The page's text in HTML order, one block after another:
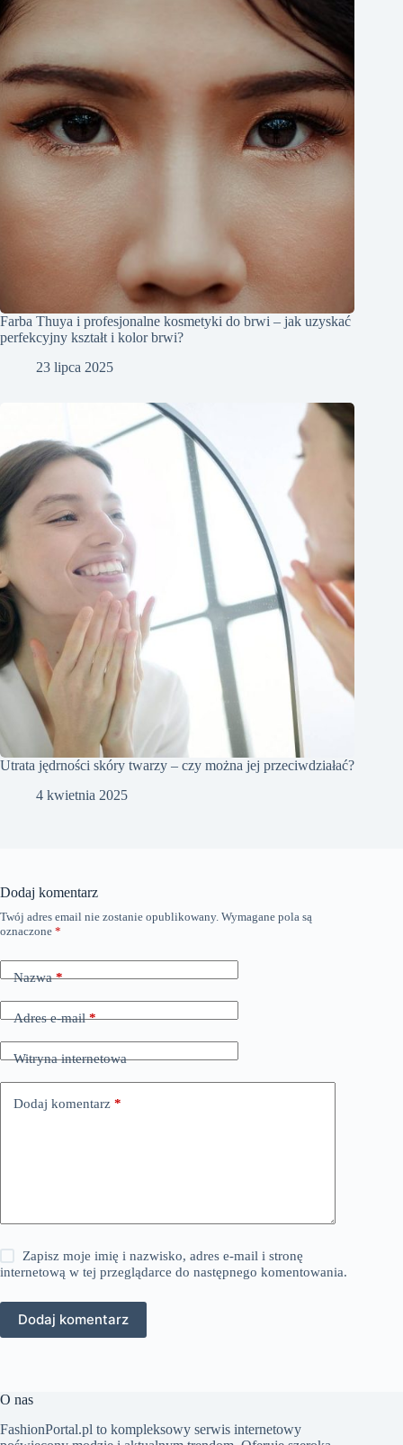
Farba Thuya i profesjonalne kosmetyki do brwi – jak uzyskać
perfekcyjny kształt i kolor brwi?
23 lipca 2025
Utrata jędrności skóry twarzy – czy można jej przeciwdziałać?
4 kwietnia 2025
Dodaj komentarz
Twój adres email nie zostanie opublikowany. Wymagane pola są
oznaczone *
Nazwa*
Adres e-mail*
Witryna internetowa
Dodaj komentarz *
Zapisz moje imię i nazwisko, adres e-mail i stronę
internetową w tej przeglądarce do następnego komentowania.
Dodaj komentarz
O nas
FashionPortal.pl to kompleksowy serwis internetowy